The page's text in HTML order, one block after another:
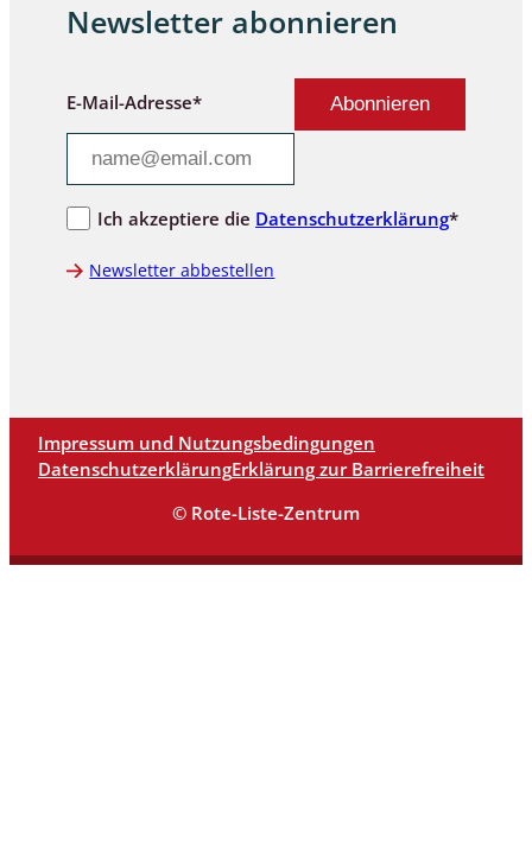
Newsletter abonnieren
E-Mail-Adresse*
Ich akzeptiere die Datenschutzerklärung*
Newsletter abbestellen
Impressum und Nutzungsbedingungen
DatenschutzerklärungErklärung zur Barrierefreiheit
© Rote-Liste-Zentrum